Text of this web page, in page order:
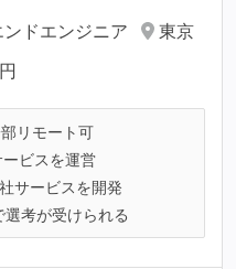
ドエンジニア
東京
リモート可
ービスを運営
サービスを開発
考が受けられる